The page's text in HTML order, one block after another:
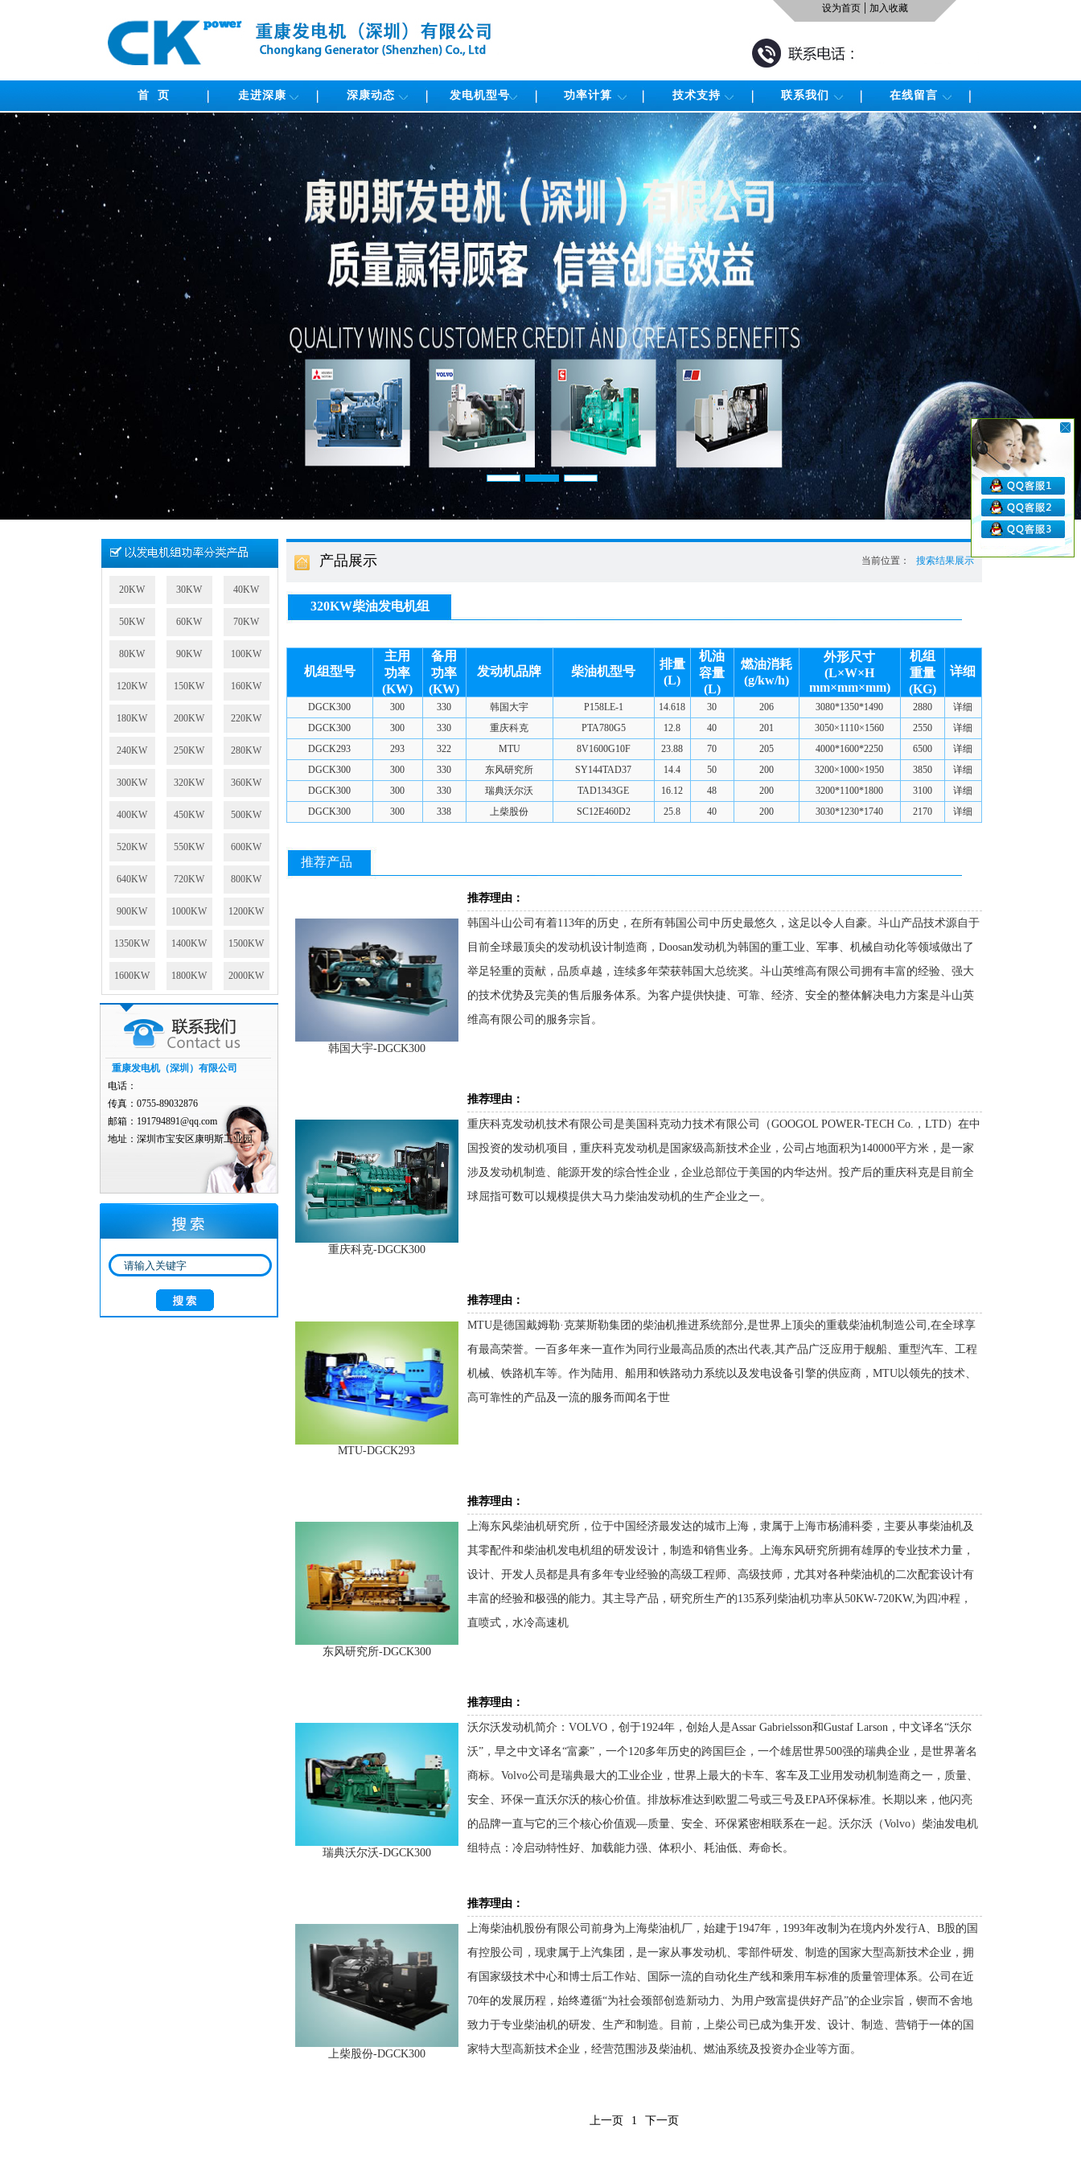
设为首页| 加入收藏
首 页 走进深康 深康动态 发电机型号 功率计算 技术支持 联系我们 在线留言
20KW 30KW 40KW
50KW 60KW 70KW
80KW 90KW 100KW
120KW 150KW 160KW
180KW 200KW 220KW
240KW 250KW 280KW
300KW 320KW 360KW
400KW 450KW 500KW
520KW 550KW 600KW
640KW 720KW 800KW
900KW 1000KW 1200KW
1350KW 1400KW 1500KW
1600KW 1800KW 2000KW
重康发电机（深圳）有限公司
电话：
传真：0755-89032876
邮箱：191794891@qq.com
地址：深圳市宝安区康明斯工业园
产品展示 当前位置： 搜索结果展示
320KW柴油发电机组
机组型号
主用
功率
(KW)
备用
功率
(KW)
发动机品牌 柴油机型号
排量
(L)
机油
容量
(L)
燃油消耗
(g/kw/h)
外形尺寸
(L×W×H
mm×mm×mm)
机组
重量
(KG)
详细
DGCK300 300 330 韩国大宇 P158LE-1 14.618 30 206 3080*1350*1490 2880
详细
DGCK300
300 330 重庆科克 PTA780G5 12.8 40 201 3050×1110×1560 2550
详细
DGCK293
293 322 MTU 8V1600G10F 23.88 70 205 4000*1600*2250 6500
详细
DGCK300
300 330 东风研究所 SY144TAD37 14.4 50 200 3200×1000×1950 3850
详细
DGCK300
300 330 瑞典沃尔沃 TAD1343GE 16.12 48 200 3200*1100*1800 3100
详细
DGCK300
300 338 上柴股份 SC12E460D2 25.8 40 200 3030*1230*1740 2170 详细
推荐产品
韩国大宇-DGCK300
推荐理由：
韩国斗山公司有着113年的历史，在所有韩国公司中历史最悠久，这足以令人自豪。斗山产品技术源自于
目前全球最顶尖的发动机设计制造商，Doosan发动机为韩国的重工业、军事、机械自动化等领域做出了
举足轻重的贡献，品质卓越，连续多年荣获韩国大总统奖。斗山英维高有限公司拥有丰富的经验、强大
的技术优势及完美的售后服务体系。为客户提供快捷、可靠、经济、安全的整体解决电力方案是斗山英
维高有限公司的服务宗旨。
重庆科克-DGCK300
推荐理由：
重庆科克发动机技术有限公司是美国科克动力技术有限公司（GOOGOL POWER-TECH Co.，LTD）在中
国投资的发动机项目，重庆科克发动机是国家级高新技术企业，公司占地面积为140000平方米，是一家
涉及发动机制造、能源开发的综合性企业，企业总部位于美国的内华达州。投产后的重庆科克是目前全
球屈指可数可以规模提供大马力柴油发动机的生产企业之一。
MTU-DGCK293
推荐理由：
MTU是德国戴姆勒·克莱斯勒集团的柴油机推进系统部分,是世界上顶尖的重载柴油机制造公司,在全球享
有最高荣誉。一百多年来一直作为同行业最高品质的杰出代表,其产品广泛应用于舰船、重型汽车、工程
机械、铁路机车等。作为陆用、船用和铁路动力系统以及发电设备引擎的供应商，MTU以领先的技术、
高可靠性的产品及一流的服务而闻名于世
东风研究所-DGCK300
推荐理由：
上海东风柴油机研究所，位于中国经济最发达的城市上海，隶属于上海市杨浦科委，主要从事柴油机及
其零配件和柴油机发电机组的研发设计，制造和销售业务。上海东风研究所拥有雄厚的专业技术力量，
设计、开发人员都是具有多年专业经验的高级工程师、高级技师，尤其对各种柴油机的二次配套设计有
丰富的经验和极强的能力。其主导产品，研究所生产的135系列柴油机功率从50KW-720KW,为四冲程，
直喷式，水冷高速机
瑞典沃尔沃-DGCK300
推荐理由：
沃尔沃发动机简介：VOLVO，创于1924年，创始人是Assar Gabrielsson和Gustaf Larson，中文译名“沃尔
沃”，早之中文译名“富豪”，一个120多年历史的跨国巨企，一个雄居世界500强的瑞典企业，是世界著名
商标。Volvo公司是瑞典最大的工业企业，世界上最大的卡车、客车及工业用发动机制造商之一，质量、
安全、环保一直沃尔沃的核心价值。排放标准达到欧盟二号或三号及EPA环保标准。长期以来，他闪亮
的品牌一直与它的三个核心价值观—质量、安全、环保紧密相联系在一起。沃尔沃（Volvo）柴油发电机
组特点：冷启动特性好、加载能力强、体积小、耗油低、寿命长。
上柴股份-DGCK300
推荐理由：
上海柴油机股份有限公司前身为上海柴油机厂，始建于1947年，1993年改制为在境内外发行A、B股的国
有控股公司，现隶属于上汽集团，是一家从事发动机、零部件研发、制造的国家大型高新技术企业，拥
有国家级技术中心和博士后工作站、国际一流的自动化生产线和乘用车标准的质量管理体系。公司在近
70年的发展历程，始终遵循“为社会颈部创造新动力、为用户致富提供好产品”的企业宗旨，锲而不舍地
致力于专业柴油机的研发、生产和制造。目前，上柴公司已成为集开发、设计、制造、营销于一体的国
家特大型高新技术企业，经营范围涉及柴油机、燃油系统及投资办企业等方面。
上一页 1 下一页